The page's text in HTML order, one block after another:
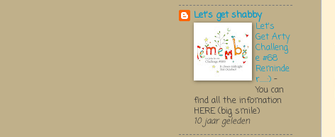
Let's get shabby
Let's
Get Arty
Challeng
e #68
Reminde
r.....:) -
You can
find all the infomation
HERE (big smile)
10 jaar geleden